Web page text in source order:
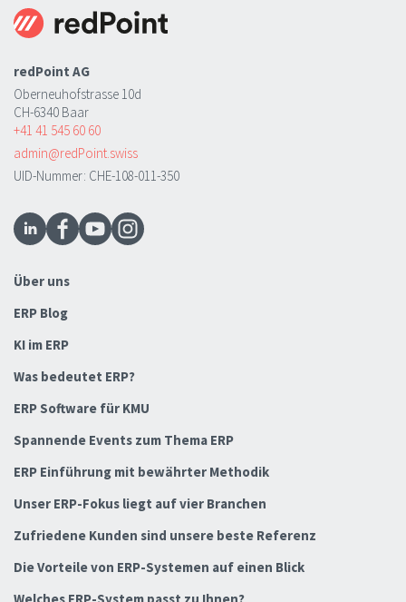
redPoint AG
Oberneuhofstrasse 10d
CH-6340 Baar
+41 41 545 60 60
admin@redPoint.swiss
UID-Nummer: CHE-108-011-350
Über uns
ERP Blog
KI im ERP
Was bedeutet ERP?
ERP Software für KMU
Spannende Events zum Thema ERP
ERP Einführung mit bewährter Methodik
Unser ERP-Fokus liegt auf vier Branchen
Zufriedene Kunden sind unsere beste Referenz
Die Vorteile von ERP-Systemen auf einen Blick